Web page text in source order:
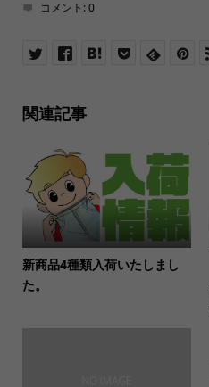
コメント:0
関連記事
新商品4種類入荷いたしまし
た。